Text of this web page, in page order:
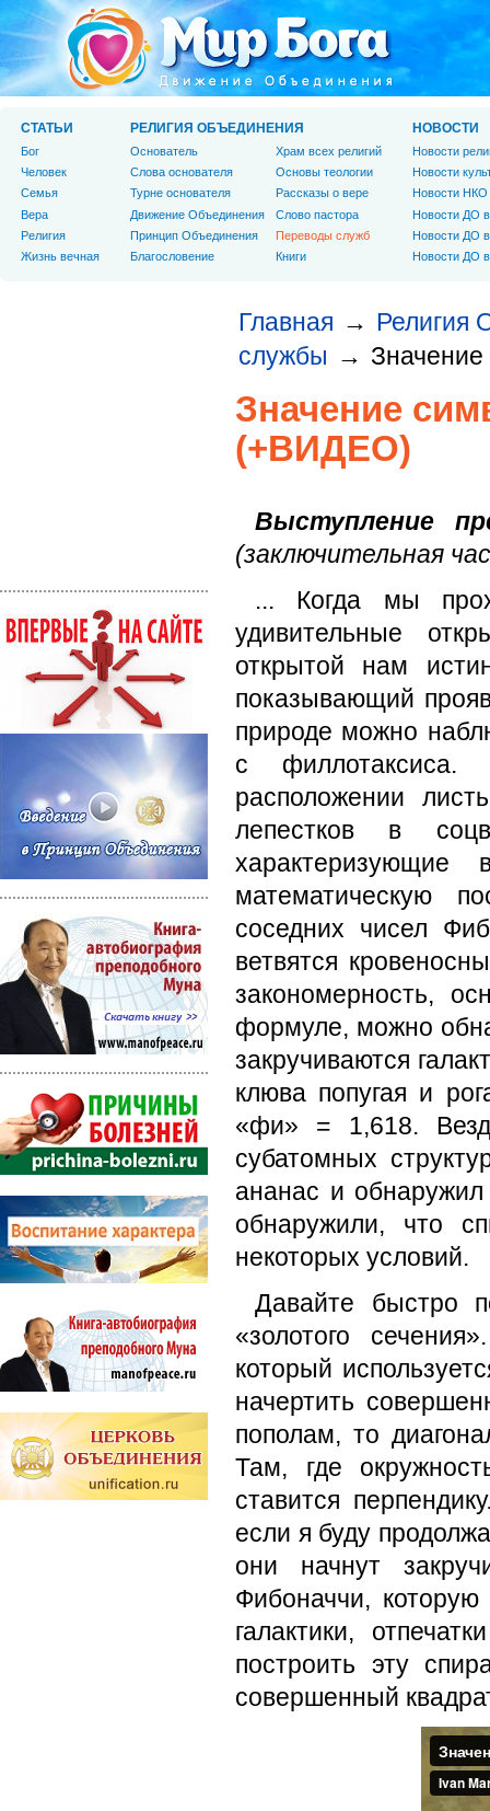
Главная → Религия
службы →
Значение
(+ВИДЕО)
Выступление
(заключительная
... Когда мы
удивительные
открытой нам
показывающий
природе можно
с филлотаксиса.
расположении
лепестков в
характеризующие
математическую
соседних чисел
ветвятся
закономерность,
формуле, можно
закручиваются
клюва попугая и
«фи» = 1,618.
субатомных
ананас и
обнаружили, что
некоторых условий.
Давайте быстро
«золотого
который
начертить
пополам, то
Там, где
ставится
если я буду
они начнут
Фибоначчи,
галактики,
построить эту
совершенный
СТАТЬИ
Бог
Человек
Cемья
Вера
Религия
Жизнь вечная
РЕЛИГИЯ ОБЪЕДИНЕНИЯ
Основатель
Слова основателя
Турне основателя
Движение Объединения
Принцип Объединения
Благословение
Храм всех религий
Основы теологии
Рассказы о вере
Слово пастора
Переводы служб
Книги
НОВОСТИ
Новости
Новости
Новости НКО
Новости ДО
Новости ДО
Новости ДО